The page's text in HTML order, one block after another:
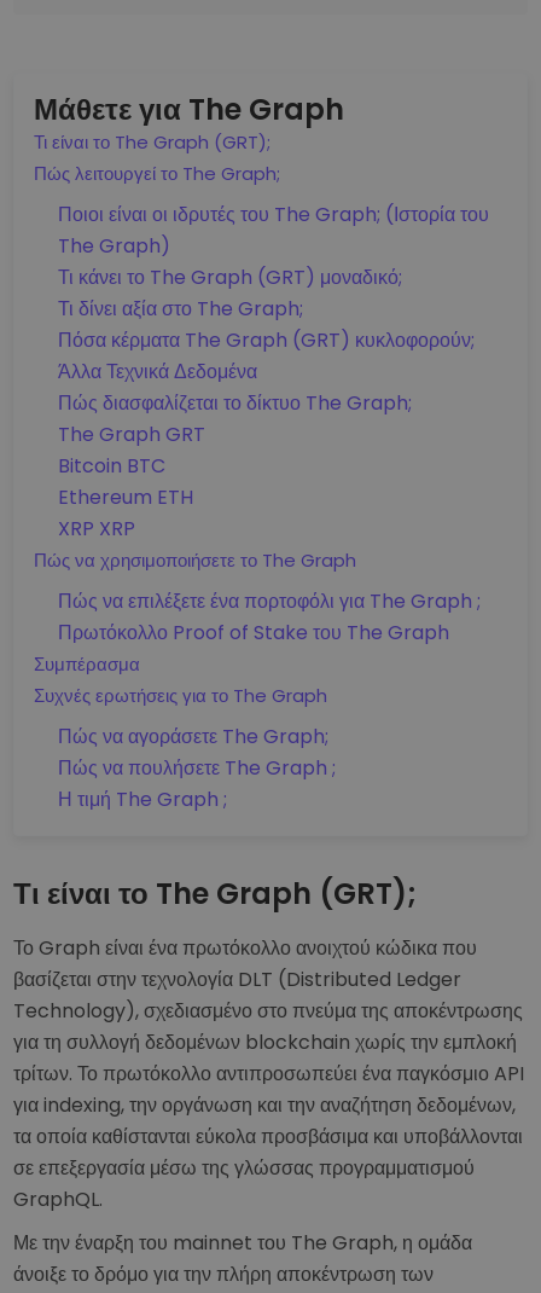
Μάθετε για The Graph
Τι είναι το The Graph (GRT);
Πώς λειτουργεί το The Graph;
Ποιοι είναι οι ιδρυτές του The Graph; (Ιστορία του
The Graph)
Τι κάνει το The Graph (GRT) μοναδικό;
Τι δίνει αξία στο The Graph;
Πόσα κέρματα The Graph (GRT) κυκλοφορούν;
Άλλα Τεχνικά Δεδομένα
Πώς διασφαλίζεται το δίκτυο The Graph;
The Graph GRT
Bitcoin BTC
Ethereum ETH
XRP XRP
Πώς να χρησιμοποιήσετε το The Graph
Πώς να επιλέξετε ένα πορτοφόλι για The Graph ;
Πρωτόκολλο Proof of Stake του The Graph
Συμπέρασμα
Συχνές ερωτήσεις για το The Graph
Πώς να αγοράσετε The Graph;
Πώς να πουλήσετε The Graph ;
Η τιμή The Graph ;
Τι είναι το The Graph (GRT);
Το Graph είναι ένα πρωτόκολλο ανοιχτού κώδικα που
βασίζεται στην τεχνολογία DLT (Distributed Ledger
Technology), σχεδιασμένο στο πνεύμα της αποκέντρωσης
για τη συλλογή δεδομένων blockchain χωρίς την εμπλοκή
τρίτων. Το πρωτόκολλο αντιπροσωπεύει ένα παγκόσμιο API
για indexing, την οργάνωση και την αναζήτηση δεδομένων,
τα οποία καθίστανται εύκολα προσβάσιμα και υποβάλλονται
σε επεξεργασία μέσω της γλώσσας προγραμματισμού
GraphQL.
Με την έναρξη του mainnet του The Graph, η ομάδα
άνοιξε το δρόμο για την πλήρη αποκέντρωση των